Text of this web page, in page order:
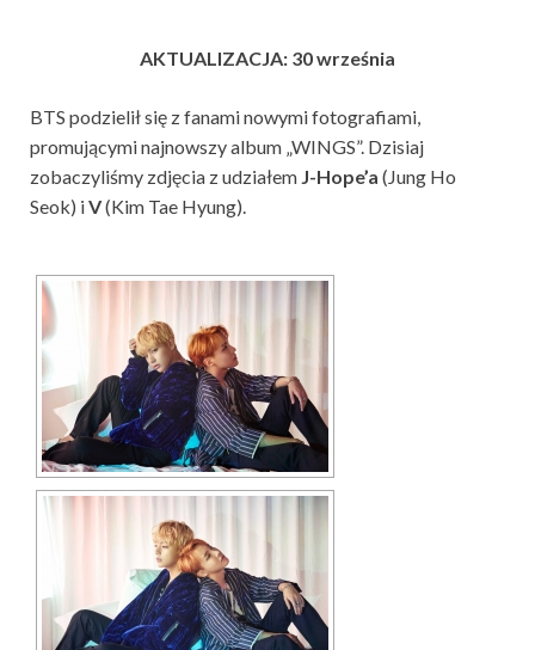
AKTUALIZACJA: 30 września
BTS podzielił się z fanami nowymi fotografiami,
promującymi najnowszy album „WINGS”. Dzisiaj
zobaczyliśmy zdjęcia z udziałem J-Hope’a (Jung Ho
Seok) iV(Kim Tae Hyung).